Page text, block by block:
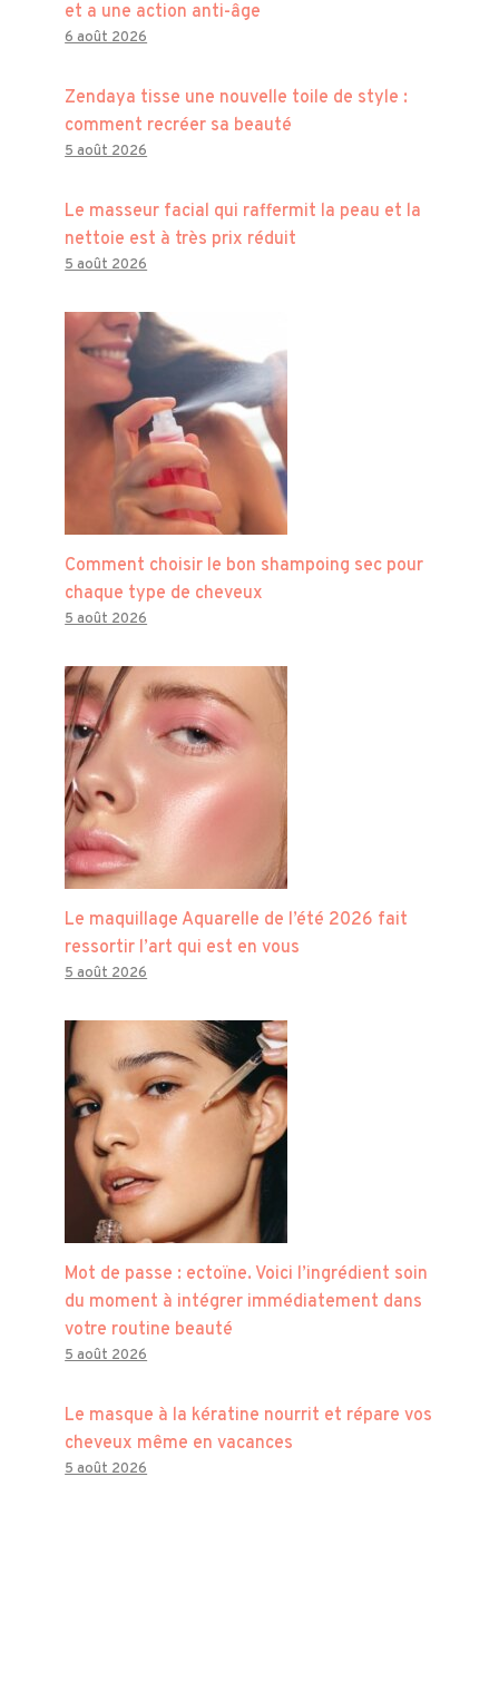
et a une action anti-âge
6 août 2026
Zendaya tisse une nouvelle toile de style :
comment recréer sa beauté
5 août 2026
Le masseur facial qui raffermit la peau et la
nettoie est à très prix réduit
5 août 2026
Comment choisir le bon shampoing sec pour
chaque type de cheveux
5 août 2026
Le maquillage Aquarelle de l’été 2026 fait
ressortir l’art qui est en vous
5 août 2026
Mot de passe : ectoïne. Voici l’ingrédient soin
du moment à intégrer immédiatement dans
votre routine beauté
5 août 2026
Le masque à la kératine nourrit et répare vos
cheveux même en vacances
5 août 2026